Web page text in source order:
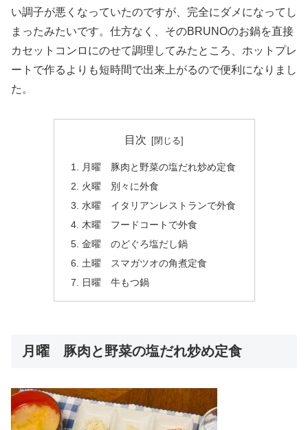
い調子が悪くなっていたのですが、完全にダメになってし
まったみたいです。仕方なく、そのBRUNOのお鍋を直接
カセットコンロにのせて調理してみたところ、ホットプレ
ートで作るよりも短時間で出来上がるので便利になりまし
た。
目次
月曜 豚肉と野菜の塩だれ炒め定食
火曜 別々に外食
水曜 イタリアンレストランで外食
木曜 フードコートで外食
金曜 のどぐろ塩だし鍋
土曜 スマガツオの角煮定食
日曜 牛もつ鍋
月曜 豚肉と野菜の塩だれ炒め定食